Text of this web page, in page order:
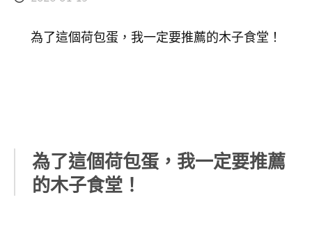
為了這個荷包蛋，我一定要推薦的木子食堂！
為了這個荷包蛋，我一定要推薦
的木子食堂！